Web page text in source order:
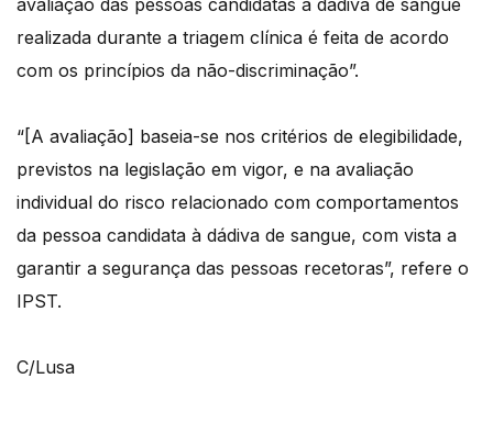
avaliação das pessoas candidatas à dádiva de sangue
realizada durante a triagem clínica é feita de acordo
com os princípios da não-discriminação”.
“[A avaliação] baseia-se nos critérios de elegibilidade,
previstos na legislação em vigor, e na avaliação
individual do risco relacionado com comportamentos
da pessoa candidata à dádiva de sangue, com vista a
garantir a segurança das pessoas recetoras”, refere o
IPST.
C/Lusa